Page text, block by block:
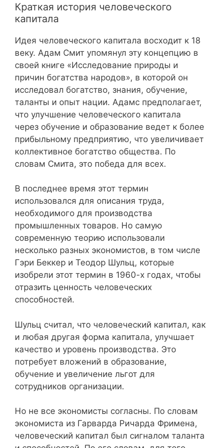
Краткая история человеческого
капитала
Идея человеческого капитала восходит к 18
веку. Адам Смит упомянул эту концепцию в
своей книге «Исследование природы и
причин богатства народов», в которой он
исследовал богатство, знания, обучение,
таланты и опыт нации. Адамс предполагает,
что улучшение человеческого капитала
через обучение и образование ведет к более
прибыльному предприятию, что увеличивает
коллективное богатство общества. По
словам Смита, это победа для всех.
В последнее время этот термин
использовался для описания труда,
необходимого для производства
промышленных товаров. Но самую
современную теорию использовали
несколько разных экономистов, в том числе
Гэри Беккер и Теодор Шульц, которые
изобрели этот термин в 1960-х годах, чтобы
отразить ценность человеческих
способностей.
Шульц считал, что человеческий капитал, как
и любая другая форма капитала, улучшает
качество и уровень производства. Это
потребует вложений в образование,
обучение и увеличение льгот для
сотрудников организации.
Но не все экономисты согласны. По словам
экономиста из Гарварда Ричарда Фримена,
человеческий капитал был сигналом таланта